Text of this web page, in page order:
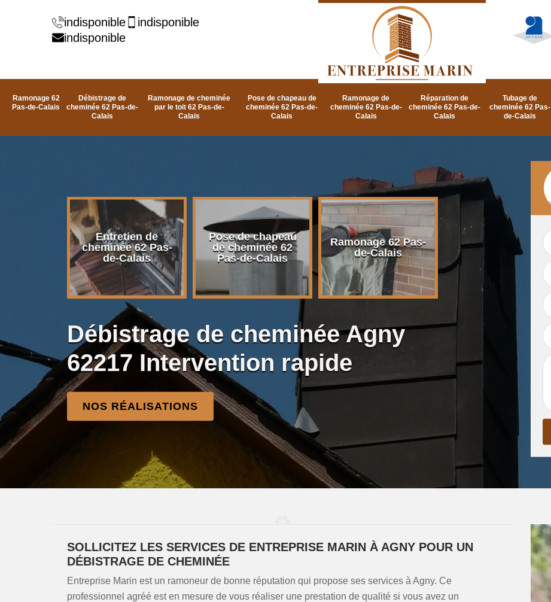
indisponible
indisponible
indisponible
Ramonage 62
Pas-de-Calais
Débistrage de
cheminée 62 Pas-de-
Calais
Ramonage de cheminée
par le toit 62 Pas-de-
Calais
Pose de chapeau de
cheminée 62 Pas-de-
Calais
Ramonage de
cheminée 62 Pas-de-
Calais
Réparation de
cheminée 62 Pas-de-
Calais
Tubage de
cheminée 62 Pas-
de-Calais
Entretien de
cheminée 62 Pas-
de-Calais
Pose de chapeau
de cheminée 62
Pas-de-Calais
Ramonage 62 Pas-
de-Calais
Ramonage de
cheminée 62 Pas-
de-Calais
Débistrage de cheminée Agny
62217 Intervention rapide
NOS RÉALISATIONS
SOLLICITEZ LES SERVICES DE ENTREPRISE MARIN À AGNY POUR UN
DÉBISTRAGE DE CHEMINÉE
Entreprise Marin est un ramoneur de bonne réputation qui propose ses services à Agny. Ce
professionnel agréé est en mesure de vous réaliser une prestation de qualité si vous avez un